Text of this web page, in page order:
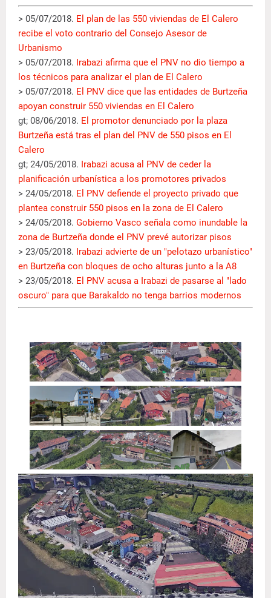
> 05/07/2018. El plan de las 550 viviendas de El Calero
recibe el voto contrario del Consejo Asesor de
Urbanismo
> 05/07/2018. Irabazi afirma que el PNV no dio tiempo a
los técnicos para analizar el plan de El Calero
> 05/07/2018. El PNV dice que las entidades de Burtzeña
apoyan construir 550 viviendas en El Calero
gt; 08/06/2018. El promotor denunciado por la plaza
Burtzeña está tras el plan del PNV de 550 pisos en El
Calero
gt; 24/05/2018. Irabazi acusa al PNV de ceder la
planificación urbanística a los promotores privados
> 24/05/2018. El PNV defiende el proyecto privado que
plantea construir 550 pisos en la zona de El Calero
> 24/05/2018. Gobierno Vasco señala como inundable la
zona de Burtzeña donde el PNV prevé autorizar pisos
> 23/05/2018. Irabazi advierte de un "pelotazo urbanístico"
en Burtzeña con bloques de ocho alturas junto a la A8
> 23/05/2018. El PNV acusa a Irabazi de pasarse al "lado
oscuro" para que Barakaldo no tenga barrios modernos